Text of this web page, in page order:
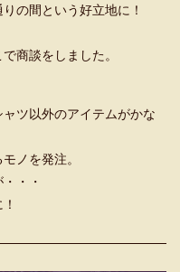
の間という好立地に！
商談をしました。
ツ以外のアイテムがかな
ノを発注。
・・